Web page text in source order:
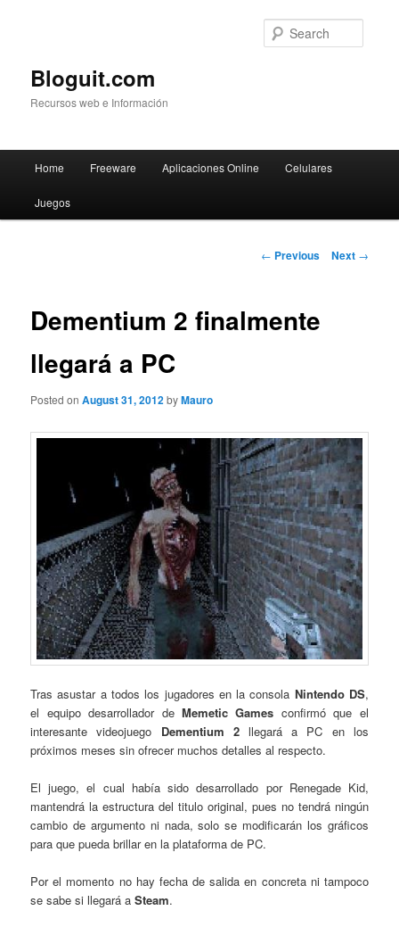
Bloguit.com
Recursos web e Información
Skip
to
Home Freeware Aplicaciones Online Celulares
Juegos
Post
← Previous Next →
Dementium 2 finalmente
llegará a PC
Posted onAugust 31, 2012byMauro
Tras asustar a todos los jugadores en la consola Nintendo DS,
el equipo desarrollador de Memetic Games confirmó que el
interesante videojuego Dementium 2llegará a PC en los
próximos meses sin ofrecer muchos detalles al respecto.
El juego, el cual había sido desarrollado por Renegade Kid,
mantendrá la estructura del titulo original, pues no tendrá ningún
cambio de argumento ni nada, solo se modificarán los gráficos
para que pueda brillar en la plataforma de PC.
Por el momento no hay fecha de salida en concreta ni tampoco
se sabe si llegará aSteam.